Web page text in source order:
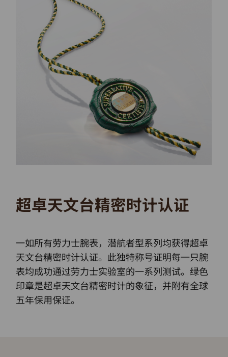
超卓天文台精密时计认证
一如所有劳力士腕表，潜航者型系列均获得超卓
天文台精密时计认证。此独特称号证明每一只腕
表均成功通过劳力士实验室的一系列测试。绿色
印章是超卓天文台精密时计的象征，并附有全球
五年保用保证。